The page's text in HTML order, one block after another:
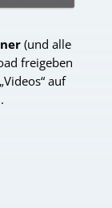
(und alle
freigeben
auf